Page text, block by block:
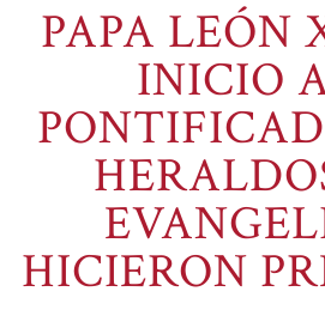
PAPA LEÓN
INICIO
HICIERON